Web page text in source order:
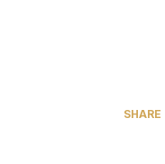
SHARE